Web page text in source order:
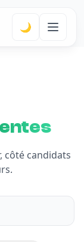
🌙
côté candidats